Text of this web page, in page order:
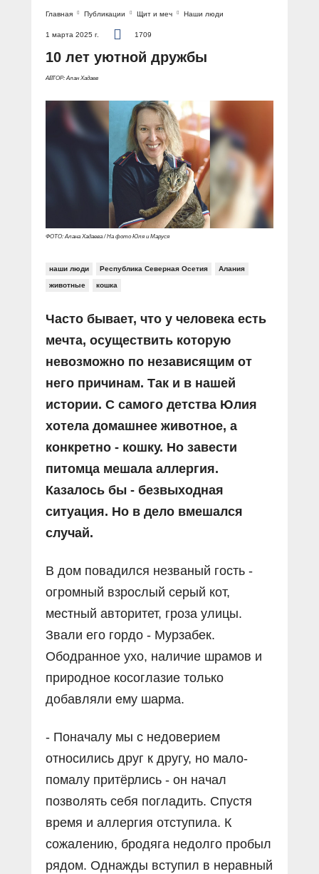
Главная Публикации Щит и меч Наши люди
1 марта 2025 г. 1709
10 лет уютной дружбы
АВТОР: Алан Хадаев
ФОТО: Алана Хадаева / На фото Юля и Маруся
наши люди Республика Северная Осетия Алания
животные кошка
Часто бывает, что у человека есть
мечта, осуществить которую
невозможно по независящим от
него причинам. Так и в нашей
истории. С самого детства Юлия
хотела домашнее животное, а
конкретно - кошку. Но завести
питомца мешала аллергия.
Казалось бы - безвыходная
ситуация. Но в дело вмешался
случай.
В дом повадился незваный гость -
огромный взрослый серый кот,
местный авторитет, гроза улицы.
Звали его гордо - Мурзабек.
Ободранное ухо, наличие шрамов и
природное косоглазие только
добавляли ему шарма.
- Поначалу мы с недоверием
относились друг к другу, но мало-
помалу притёрлись - он начал
позволять себя погладить. Спустя
время и аллергия отступила. К
сожалению, бродяга недолго пробыл
рядом. Однажды вступил в неравный